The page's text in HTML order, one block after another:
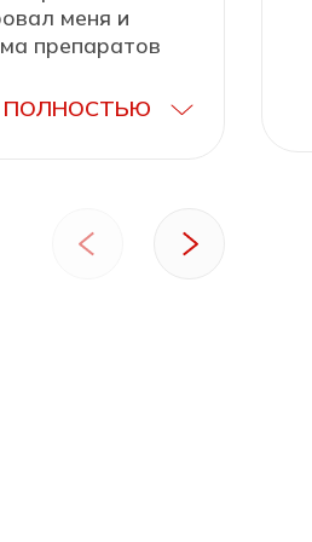
ПОЛНОСТЬЮ
меня и
препаратов